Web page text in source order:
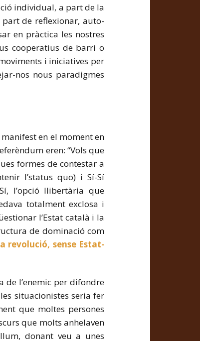
individual, a part de la
part de reflexionar, auto-
en pràctica les nostres
cooperatius de barri o
i iniciatives per
nos nous paradigmes
en el moment en
eren: “Vols que
formes de contestar a
l’status quo) i Sí-Sí
l’opció llibertària que
totalment exclosa i
l’Estat català i la
de dominació com
revolució, sense Estat-
de l’enemic per difondre
situacionistes seria fer
que moltes persones
que molts anhelaven
donant veu a unes